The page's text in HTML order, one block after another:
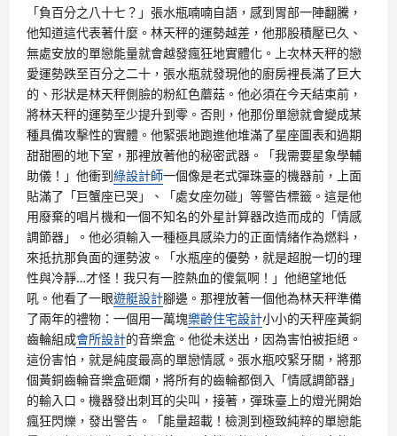
「負百分之八十七？」張水瓶喃喃自語，感到胃部一陣翻騰，
他知道這代表著什麼。林天秤的運勢越差，他那股積壓已久、
無處安放的單戀能量就會越發瘋狂地實體化。上次林天秤的戀
愛運勢跌至百分之二十，張水瓶就發現他的廚房裡長滿了巨大
的、形狀是林天秤側臉的粉紅色蘑菇。他必須在今天結束前，
將林天秤的運勢至少提升到零。否則，他那份單戀就會變成某
種具備攻擊性的實體。他緊張地跑進他堆滿了星座圖表和過期
甜甜圈的地下室，那裡放著他的秘密武器。「我需要星象學輔
助儀！」他衝到綠設計師一個像是老式彈珠臺的機器前，上面
貼滿了「巨蟹座已哭」、「處女座勿碰」等警告標籤。這是他
用廢棄的唱片機和一個不知名的外星計算器改造而成的「情感
調節器」。他必須輸入一種極具感染力的正面情緒作為燃料，
來抵抗那負面的運勢波。「水瓶座的優勢，就是超脫一切的理
性與冷靜…才怪！我只有一腔熱血的傻氣啊！」他絕望地低
吼。他看了一眼遊艇設計腳邊。那裡放著一個他為林天秤準備
了兩年的禮物：一個用一萬塊樂齡住宅設計小小的天秤座黃銅
齒輪組成會所設計的音樂盒。他從未送出，因為害怕被拒絕。
這份害怕，就是純度最高的單戀情感。張水瓶咬緊牙關，將那
個黃銅齒輪音樂盒砸爛，將所有的齒輪都倒入「情感調節器」
的輸入口。機器發出刺耳的尖叫，接著，彈珠臺上的燈光開始
瘋狂閃爍，發出警告。「能量超載！檢測到極致純粹的單戀能